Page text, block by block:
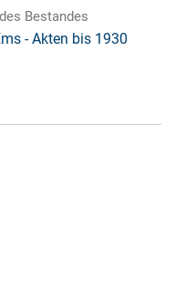
Bestandes
- Akten bis 1930